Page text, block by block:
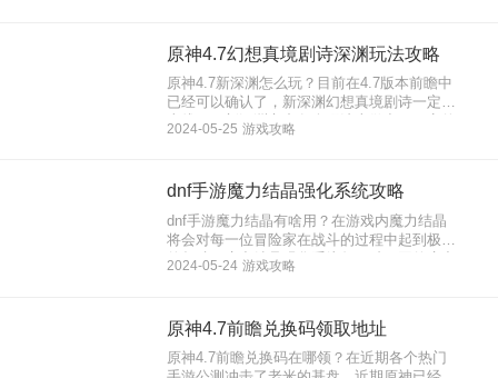
潮异象声骸获得方法汇总。
原神4.7幻想真境剧诗深渊玩法攻略
原神4.7新深渊怎么玩？目前在4.7版本前瞻中
已经可以确认了，新深渊幻想真境剧诗一定会
上线了。新深渊之中各个玩法上做出了一定的
修改，除开奖励变得更为丰富之外，最最重要
挑战。下面就来看看原神4.7幻想真境剧诗深
渊玩法攻略。
2024-05-25 游戏攻略
dnf手游魔力结晶强化系统攻略
dnf手游魔力结晶有啥用？在游戏内魔力结晶
将会对每一位冒险家在战斗的过程中起到极大
的帮助。魔力结晶强化系统每一种不同的魔力
结晶强化都会带来不一样的属性加成，这些属
魔力结晶强化系统攻略。
2024-05-24 游戏攻略
原神4.7前瞻兑换码领取地址
原神4.7前瞻兑换码在哪领？在近期各个热门